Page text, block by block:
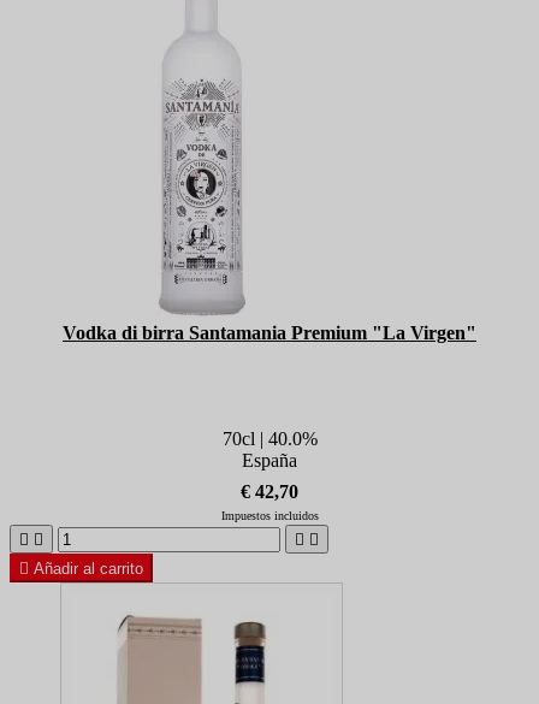
Vodka di birra Santamania Premium "La Virgen"
70cl | 40.0%
España
€ 42,70
Impuestos incluidos
   
 Añadir al carrito